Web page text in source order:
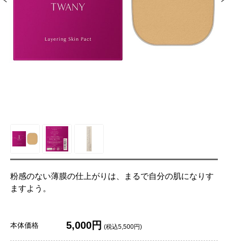
粉感のない薄膜の仕上がりは、まるで自分の肌になりす
ますよう。
本体価格 5,000円 (税込5,500円)